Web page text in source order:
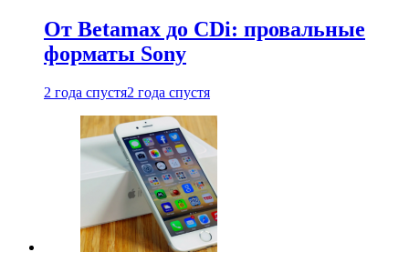
От Betamax до CDi: провальные
форматы Sony
2 года спустя2 года спустя